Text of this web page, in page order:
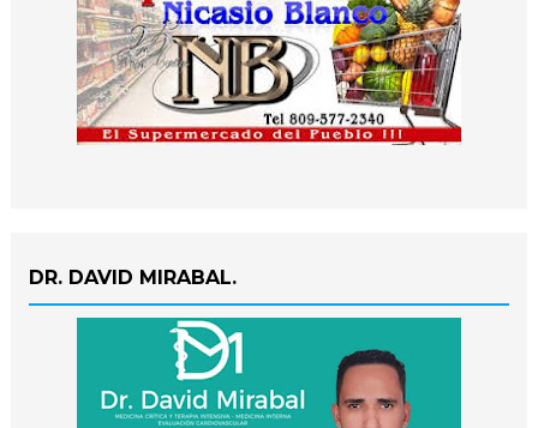
DR. DAVID MIRABAL.